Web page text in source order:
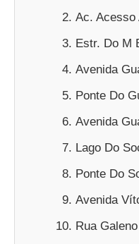
Ac. Acesso
Estr. Do M
Avenida
Ponte Do
Avenida
Lago Do
Ponte Do
Avenida
Rua